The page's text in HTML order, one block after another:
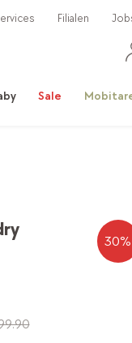
Sale
Filialen
30%